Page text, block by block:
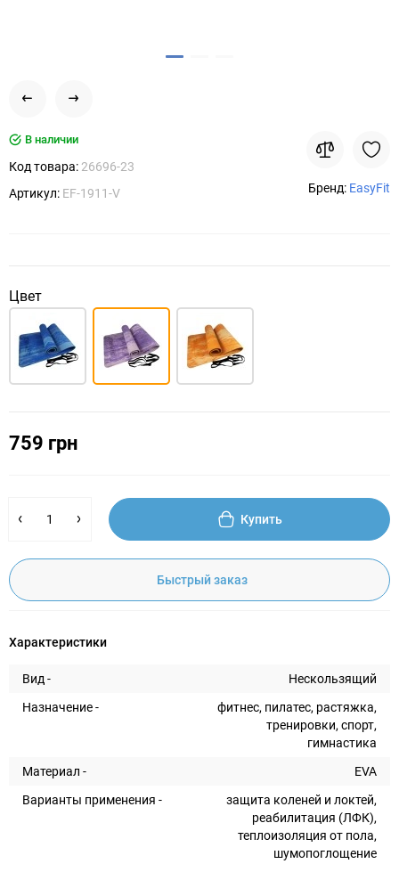
В наличии
Код товара: 26696-23
Артикул: EF-1911-V Бренд: EasyFit
Цвет
759 грн
Купить
Быстрый заказ
Характеристики
Вид -
Нескользящий
Назначение -
фитнес, пилатес, растяжка,
тренировки, спорт,
гимнастика
Материал -
EVA
Варианты применения -
защита коленей и локтей,
реабилитация (ЛФК),
теплоизоляция от пола,
шумопоглощение